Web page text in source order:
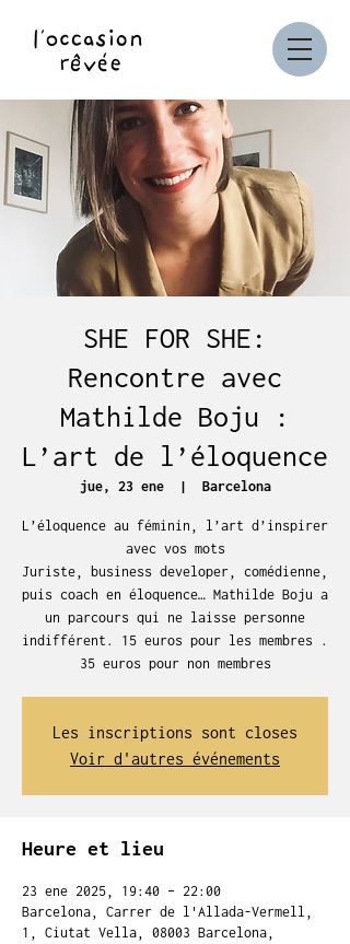
SHE FOR SHE:
Rencontre avec
Mathilde Boju :
L’art de l’éloquence
jue, 23 ene
  |
Barcelona
L’éloquence au féminin, l’art d’inspirer
avec vos mots
Juriste, business developer, comédienne,
puis coach en éloquence… Mathilde Boju a
un parcours qui ne laisse personne
indifférent. 15 euros pour les membres .
35 euros pour non membres
Les inscriptions sont closes
Voir d'autres événements
Heure et lieu
23 ene 2025, 19:40 – 22:00
Barcelona, Carrer de l'Allada-Vermell,
1, Ciutat Vella, 08003 Barcelona,